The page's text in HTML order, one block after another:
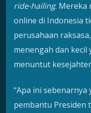
ride-hailing. Mereka
online di Indonesia
perusahaan
menengah dan
menuntut
“Apa ini
pembantu Presiden